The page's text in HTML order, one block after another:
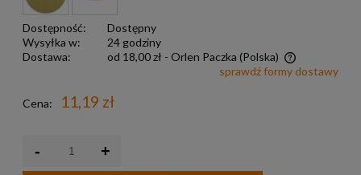
Dostępność:
Dostępny
Wysyłka w:
24 godziny
Dostawa:
od 18,00 zł - Orlen Paczka (Polska)
sprawdź formy dostawy
Cena: 11,19 zł
- +